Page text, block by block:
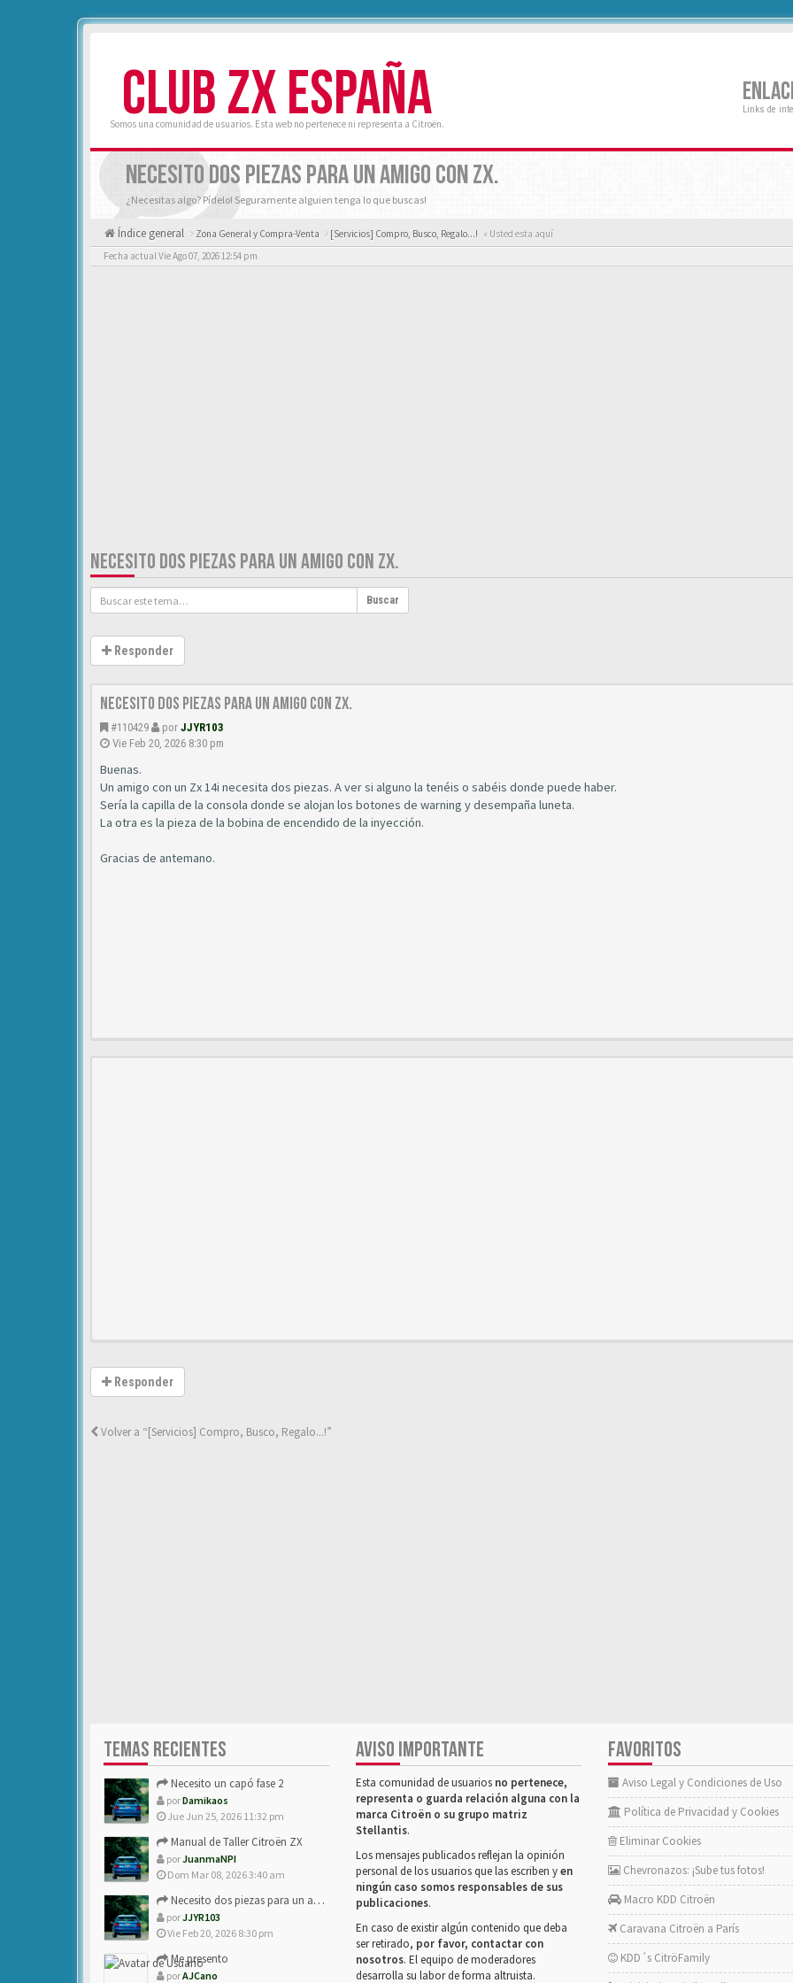
CLUB ZX ESPAÑA
Somos una comunidad de usuarios. Esta web no pertenece ni representa a Citroën.
Links de
NECESITO DOS PIEZAS PARA UN AMIGO CON ZX.
¿Necesitas algo? Pídelo! Seguramente alguien tenga lo que buscas!
Índice general Zona General y Compra-Venta [Servicios] Compro, Busco, Regalo...! « Usted esta aquí
Fecha actual Vie Ago 07, 2026 12:54 pm
NECESITO DOS PIEZAS PARA UN AMIGO CON ZX.
Buscar
Responder
Necesito dos piezas para un amigo con ZX.
#110429 por JJYR103
Vie Feb 20, 2026 8:30 pm
Buenas.
Un amigo con un Zx 14i necesita dos piezas. A ver si alguno la tenéis o sabéis donde puede haber.
Sería la capilla de la consola donde se alojan los botones de warning y desempaña luneta.
La otra es la pieza de la bobina de encendido de la inyección.
Gracias de antemano.
Responder
Volver a “[Servicios] Compro, Busco, Regalo...!”
TEMAS RECIENTES
Necesito un capó fase 2
porDamikaos
Jue Jun 25, 2026 11:32 pm
Manual de Taller Citroën ZX
porJuanmaNPI
Dom Mar 08, 2026 3:40 am
Necesito dos piezas para un amigo con ZX.
porJJYR103
Vie Feb 20, 2026 8:30 pm
Me presento
porAJCano
AVISO IMPORTANTE
Esta comunidad de usuarios no pertenece,
representa o guarda relación alguna con la
marca Citroën o su grupo matriz
Stellantis.
Los mensajes publicados reflejan la opinión
personal de los usuarios que las escriben yen
ningún caso somos responsables de sus
publicaciones.
En caso de existir algún contenido que deba
ser retirado, por favor, contactar con
nosotros. El equipo de moderadores
desarrolla su labor de forma altruista.
FAVORITOS
Aviso Legal y Condiciones de Uso
Política de Privacidad y Cookies
Eliminar Cookies
Chevronazos: ¡Sube tus fotos!
Macro KDD Citroën
Caravana Citroën a París
KDD´s CitröFamily